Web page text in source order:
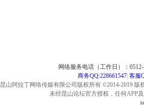
网络服务电话（工作日）：
商务QQ:228661547| 客服
昆山阿拉丁网络传媒有限公司版权所有 ©2014-2019
未经昆山论坛官方授权，任何APP